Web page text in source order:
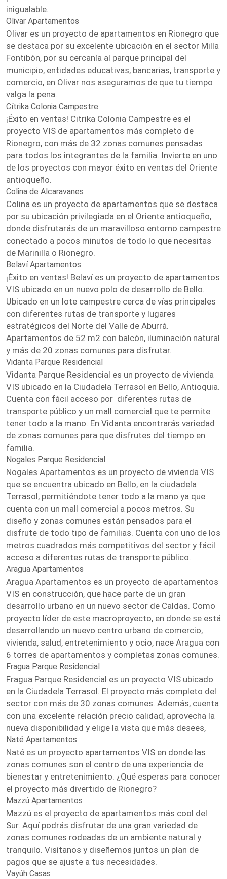
inigualable.
Olivar Apartamentos
Olivar es un proyecto de apartamentos en Rionegro que
se destaca por su excelente ubicación en el sector Milla
Fontibón, por su cercanía al parque principal del
municipio, entidades educativas, bancarias, transporte y
comercio, en Olivar nos aseguramos de que tu tiempo
valga la pena.
Cítrika Colonia Campestre
¡Éxito en ventas! Citrika Colonia Campestre es el
proyecto VIS de apartamentos más completo de
Rionegro, con más de 32 zonas comunes pensadas
para todos los integrantes de la familia. Invierte en uno
de los proyectos con mayor éxito en ventas del Oriente
antioqueño.
Colina de Alcaravanes
Colina es un proyecto de apartamentos que se destaca
por su ubicación privilegiada en el Oriente antioqueño,
donde disfrutarás de un maravilloso entorno campestre
conectado a pocos minutos de todo lo que necesitas
de Marinilla o Rionegro.
Belaví Apartamentos
¡Éxito en ventas! Belaví es un proyecto de apartamentos
VIS ubicado en un nuevo polo de desarrollo de Bello.
Ubicado en un lote campestre cerca de vías principales
con diferentes rutas de transporte y lugares
estratégicos del Norte del Valle de Aburrá.
Apartamentos de 52 m2 con balcón, iluminación natural
y más de 20 zonas comunes para disfrutar.
Vidanta Parque Residencial
Vidanta Parque Residencial es un proyecto de vivienda
VIS ubicado en la Ciudadela Terrasol en Bello, Antioquia.
Cuenta con fácil acceso por diferentes rutas de
transporte público y un mall comercial que te permite
tener todo a la mano. En Vidanta encontrarás variedad
de zonas comunes para que disfrutes del tiempo en
familia.
Nogales Parque Residencial
Nogales Apartamentos es un proyecto de vivienda VIS
que se encuentra ubicado en Bello, en la ciudadela
Terrasol, permitiéndote tener todo a la mano ya que
cuenta con un mall comercial a pocos metros. Su
diseño y zonas comunes están pensados para el
disfrute de todo tipo de familias. Cuenta con uno de los
metros cuadrados más competitivos del sector y fácil
acceso a diferentes rutas de transporte público.
Aragua Apartamentos
Aragua Apartamentos es un proyecto de apartamentos
VIS en construcción, que hace parte de un gran
desarrollo urbano en un nuevo sector de Caldas. Como
proyecto líder de este macroproyecto, en donde se está
desarrollando un nuevo centro urbano de comercio,
vivienda, salud, entretenimiento y ocio, nace Aragua con
6 torres de apartamentos y completas zonas comunes.
Fragua Parque Residencial
Fragua Parque Residencial es un proyecto VIS ubicado
en la Ciudadela Terrasol. El proyecto más completo del
sector con más de 30 zonas comunes. Además, cuenta
con una excelente relación precio calidad, aprovecha la
nueva disponibilidad y elige la vista que más desees,
Naté Apartamentos
Naté es un proyecto apartamentos VIS en donde las
zonas comunes son el centro de una experiencia de
bienestar y entretenimiento. ¿Qué esperas para conocer
el proyecto más divertido de Rionegro?
Mazzú Apartamentos
Mazzú es el proyecto de apartamentos más cool del
Sur. Aquí podrás disfrutar de una gran variedad de
zonas comunes rodeadas de un ambiente natural y
tranquilo. Visítanos y diseñemos juntos un plan de
pagos que se ajuste a tus necesidades.
Vayúh Casas